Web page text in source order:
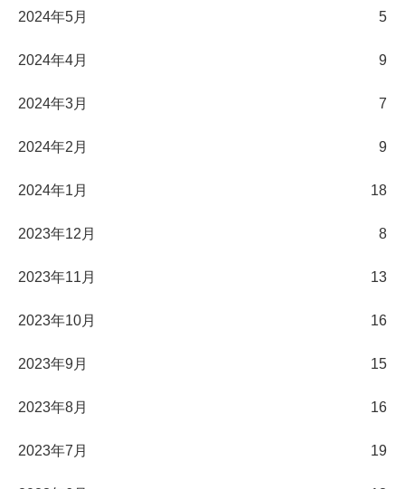
2024年5月 5
2024年4月 9
2024年3月 7
2024年2月 9
2024年1月 18
2023年12月 8
2023年11月 13
2023年10月 16
2023年9月 15
2023年8月 16
2023年7月 19